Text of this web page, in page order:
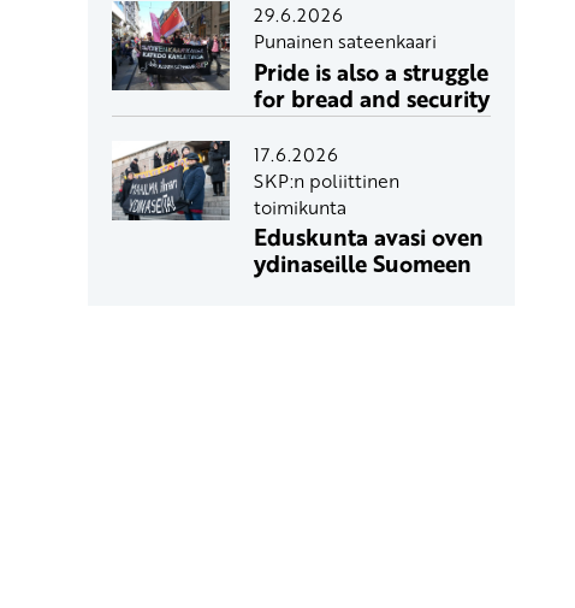
29.6.2026
Punainen sateenkaari
Pride is also a struggle
for bread and security
17.6.2026
SKP:n poliittinen
toimikunta
Eduskunta avasi oven
ydinaseille Suomeen